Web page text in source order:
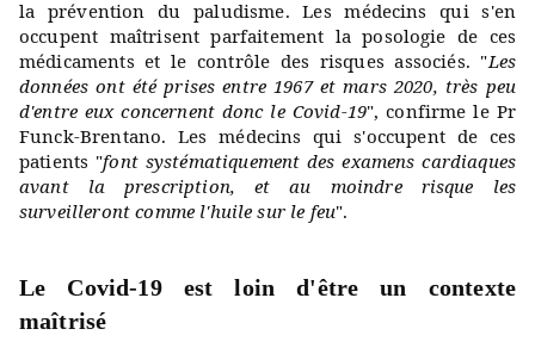
la prévention du paludisme. Les médecins qui s'en
occupent maîtrisent parfaitement la posologie de ces
médicaments et le contrôle des risques associés. "Les
données ont été prises entre 1967 et mars 2020, très peu
d'entre eux concernent donc le Covid-19", confirme le Pr
Funck-Brentano. Les médecins qui s'occupent de ces
patients "font systématiquement des examens cardiaques
avant la prescription, et au moindre risque les
surveilleront comme l'huile sur le feu".
Le Covid-19 est loin d'être un contexte
maîtrisé